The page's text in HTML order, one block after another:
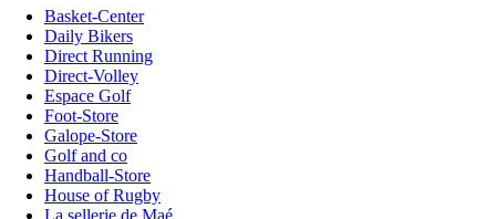
Basket-Center
Daily Bikers
Direct Running
Direct-Volley
Espace Golf
Foot-Store
Galope-Store
Golf and co
Handball-Store
House of Rugby